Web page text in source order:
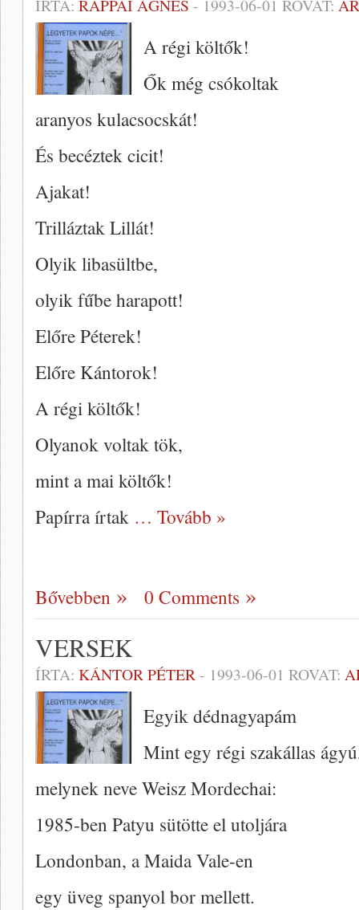
ÍRTA: RAPPAI ÁGNES - 1993-06-01 ROVAT:
A régi költők!
Ők még csókoltak
aranyos kulacsocskát!
És becéztek cicit!
Ajakat!
Trilláztak Lillát!
Olyik libasültbe,
olyik fűbe harapott!
Előre Péterek!
Előre Kántorok!
A régi költők!
Olyanok voltak tök,
mint a mai költők!
Papírra írtak … Tovább »
Bővebben 0 Comments
VERSEK
ÍRTA: KÁNTOR PÉTER- 1993-06-01 ROVAT:
Egyik dédnagyapám
Mint egy régi szakállas
melynek neve Weisz Mordechai:
1985-ben Patyu sütötte el utoljára
Londonban, a Maida Vale-en
egy üveg spanyol bor mellett.